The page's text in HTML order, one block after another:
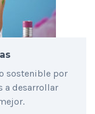
sostenible por
a desarrollar